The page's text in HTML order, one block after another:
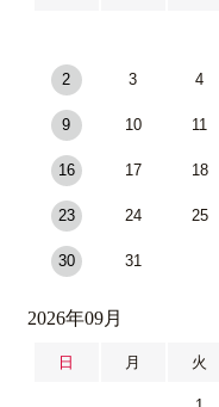
2 3 4
9 10 11
16 17 18
23 24 25
30 31
2026年09月
日 月 火